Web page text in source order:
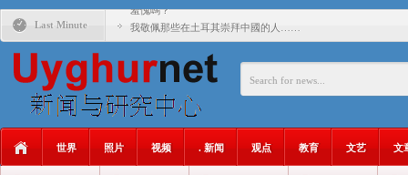
Last Minute
羞愧嗎？
我敬佩那些在土耳其崇拜中國的人……
基辛格与中国：50 年的爱与背叛
年的百年關係
大一统情结使魏京生失去理智 / 伊利夏提
世界 照片 视频 . 新闻 观点 教育 文艺 文